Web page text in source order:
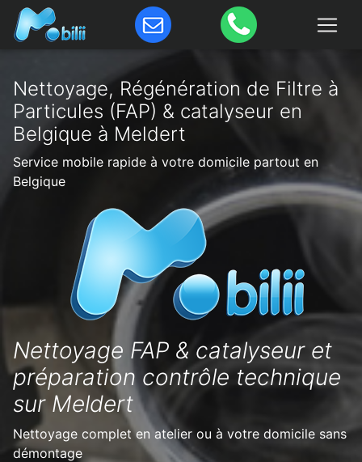
Nettoyage, Régénération de Filtre à
Particules (FAP) & catalyseur en
Belgique à Meldert
Service mobile rapide à votre domicile partout en
Belgique
Nettoyage FAP & catalyseur et
préparation contrôle technique
sur Meldert
Nettoyage complet en atelier ou à votre domicile sans
démontage